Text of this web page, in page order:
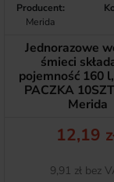
Producent:
Merida
Jednorazowe
śmieci
pojemność 160
PACZKA
Merida
Cena
12,19
Netto
9,91 zł bez